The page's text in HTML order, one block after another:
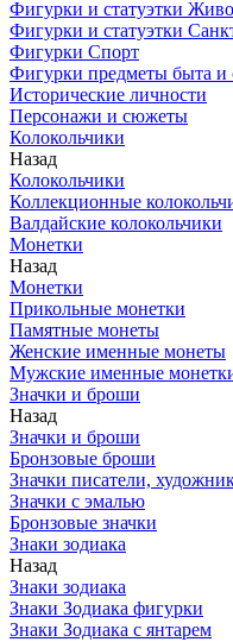
Фигурки и статуэтки
Фигурки и статуэтки
Фигурки Спорт
Фигурки предметы быта и
Исторические личности
Персонажи и сюжеты
Колокольчики
Назад
Колокольчики
Коллекционные
Валдайские колокольчики
Монетки
Назад
Монетки
Прикольные монетки
Памятные монеты
Женские именные монеты
Мужские именные
Значки и броши
Назад
Значки и броши
Бронзовые броши
Значки писатели,
Значки с эмалью
Бронзовые значки
Знаки зодиака
Назад
Знаки зодиака
Знаки Зодиака фигурки
Знаки Зодиака с янтарем